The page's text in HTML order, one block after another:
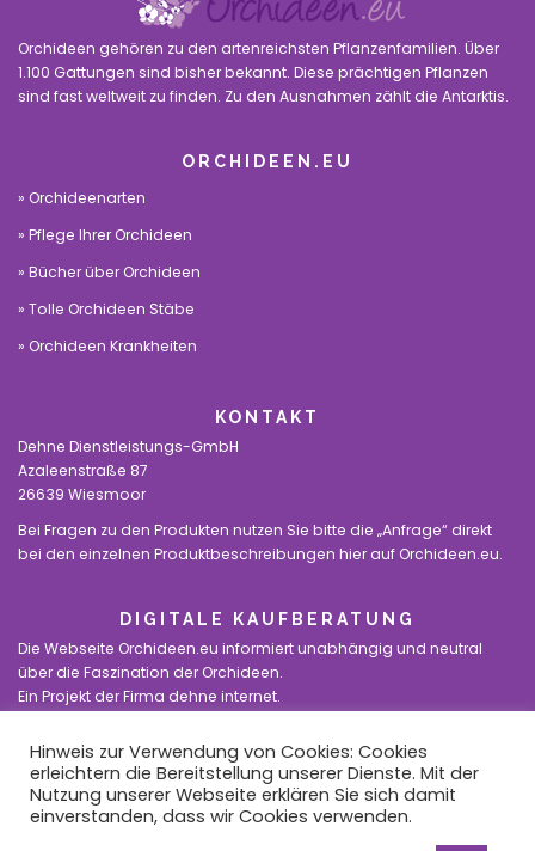
Orchideen gehören zu den artenreichsten Pflanzenfamilien. Über
1.100 Gattungen sind bisher bekannt. Diese prächtigen Pflanzen
sind fast weltweit zu finden. Zu den Ausnahmen zählt die Antarktis.
ORCHIDEEN.EU
Orchideenarten
Pflege Ihrer Orchideen
Bücher über Orchideen
Tolle Orchideen Stäbe
Orchideen Krankheiten
KONTAKT
Dehne Dienstleistungs-GmbH
Azaleenstraße 87
26639 Wiesmoor
Bei Fragen zu den Produkten nutzen Sie bitte die „Anfrage“ direkt
bei den einzelnen Produktbeschreibungen hier auf Orchideen.eu.
DIGITALE KAUFBERATUNG
Die Webseite Orchideen.eu informiert unabhängig und neutral
über die Faszination der Orchideen.
Ein Projekt der Firma dehne internet.
Facebook Instagram
Hinweis zur Verwendung von Cookies: Cookies
erleichtern die Bereitstellung unserer Dienste. Mit der
Nutzung unserer Webseite erklären Sie sich damit
einverstanden, dass wir Cookies verwenden.